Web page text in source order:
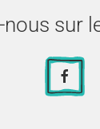
nous sur